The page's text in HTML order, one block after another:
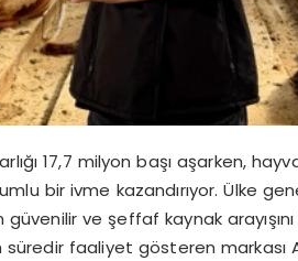
17,7 milyon başı aşarken,
bir ivme kazandırıyor. Ülke
ve şeffaf kaynak
süredir faaliyet gösteren markası